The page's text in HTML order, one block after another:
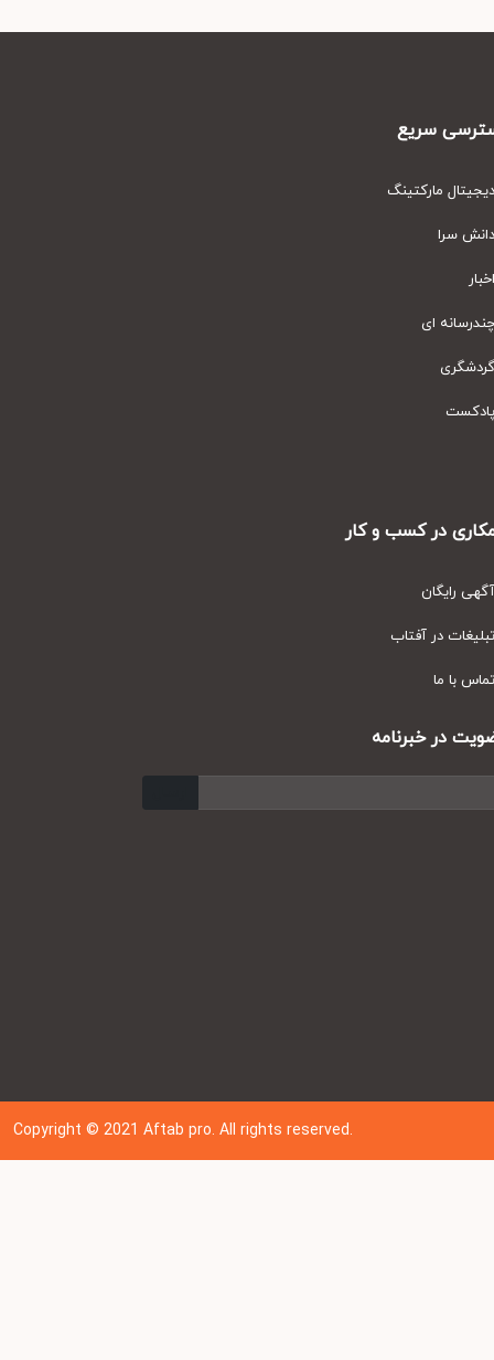
سریع
مارکتینگ
سرا
ای
در کسب و کار
رایگان
در آفتاب
با ما
در خبرنامه
Copyright © 202 1Aftab pro. All rights reserved.